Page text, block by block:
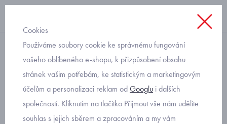
ponožky
kojenecké ponožky 4 páry
Mayoral 9867-72
Cookies
Používáme soubory cookie ke správnému fungování
vašeho oblíbeného e-shopu, k přizpůsobení obsahu
stránek vašim potřebám, ke statistickým a marketingovým
účelům a personalizaci reklam odGooglu i dalších
společností. Kliknutím na tlačítko Přijmout vše nám udělíte
souhlas s jejich sběrem a zpracováním a my vám